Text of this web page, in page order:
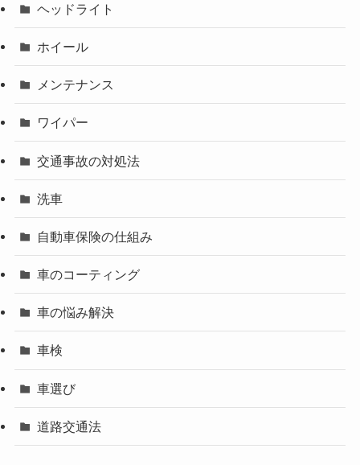
ヘッドライト
ホイール
メンテナンス
ワイパー
交通事故の対処法
洗車
自動車保険の仕組み
車のコーティング
車の悩み解決
車検
車選び
道路交通法